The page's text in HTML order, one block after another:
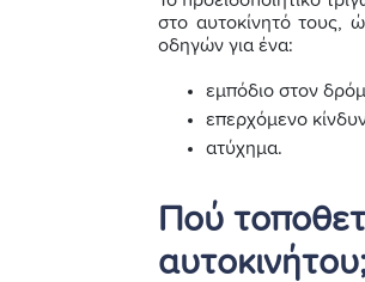
στο αυτοκίνητό τους,
οδηγών για ένα:
εμπόδιο στον
επερχόμενο
ατύχημα.
Πού